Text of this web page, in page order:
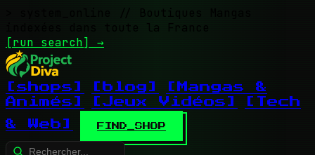
// Boutiques Mangas
indexées dans toute la France
[run search] →
[shops] [blog]
[Mangas &
Animés]
[Jeux Vidéos]
[Tech
& Web]
FIND_SHOP